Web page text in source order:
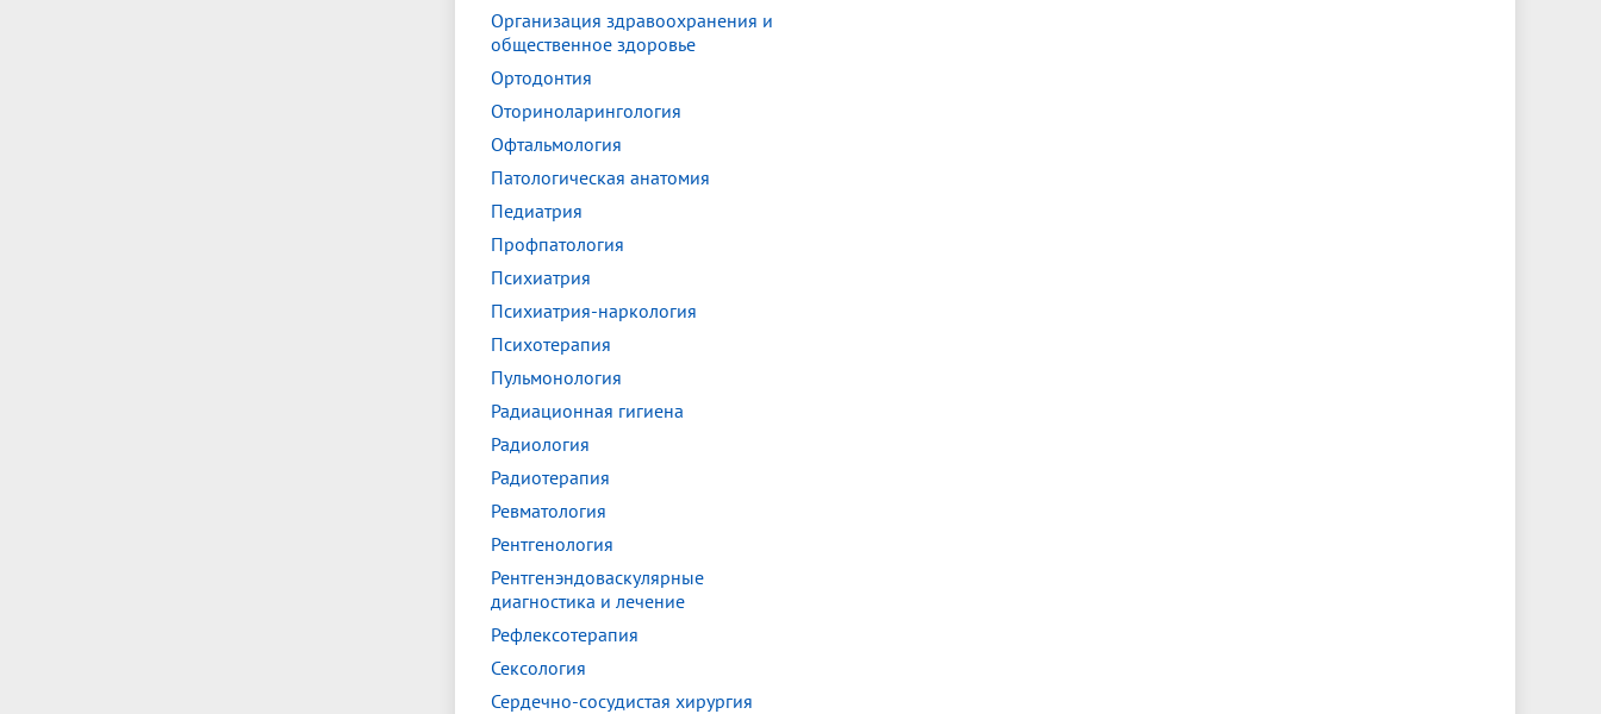
Организация здравоохранения и
общественное здоровье
Ортодонтия
Оториноларингология
Офтальмология
Патологическая анатомия
Педиатрия
Профпатология
Психиатрия
Психиатрия-наркология
Психотерапия
Пульмонология
Радиационная гигиена
Радиология
Радиотерапия
Ревматология
Рентгенология
Рентгенэндоваскулярные
диагностика и лечение
Рефлексотерапия
Сексология
Сердечно-сосудистая хирургия